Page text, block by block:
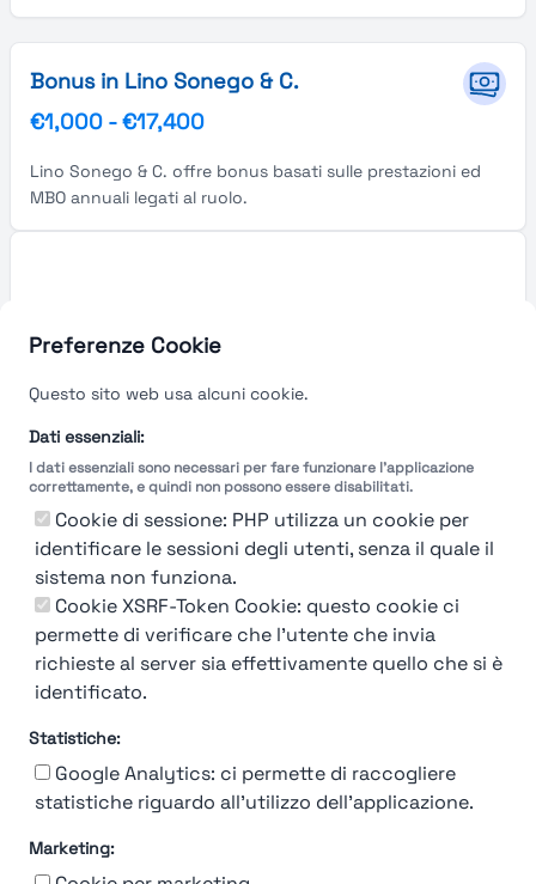
Preferenze Cookie
Questo sito web usa alcuni cookie.
Dati essenziali:
I dati essenziali sono necessari per fare funzionare l'applicazione
correttamente, e quindi non possono essere disabilitati.
Cookie di sessione: PHP utilizza un cookie per
identificare le sessioni degli utenti, senza il quale il
sistema non funziona.
Cookie XSRF-Token Cookie: questo cookie ci
permette di verificare che l'utente che invia
richieste al server sia effettivamente quello che si è
identificato.
Statistiche:
Google Analytics: ci permette di raccogliere
statistiche riguardo all'utilizzo dell'applicazione.
Marketing:
Bonus in Lino Sonego & C.
€1,000 -€17,400
Lino Sonego & C. offre bonus basati sulle prestazioni ed
MBO annuali legati al ruolo.
You're Not logged in
LoginorIscrivitiper vedere